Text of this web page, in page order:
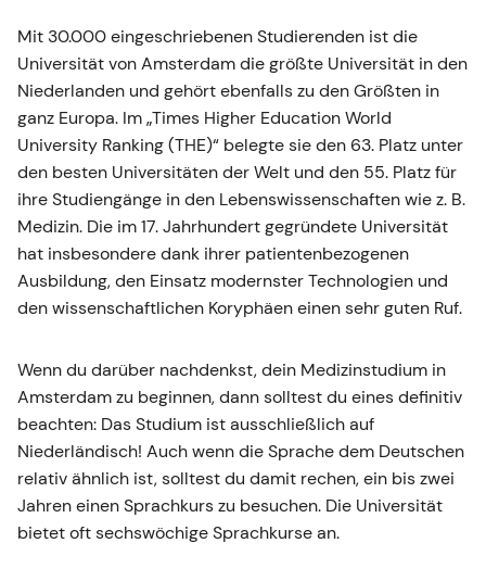
Mit 30.000 eingeschriebenen Studierenden ist die
Universität von Amsterdam die größte Universität in den
Niederlanden und gehört ebenfalls zu den Größten in
ganz Europa. Im „Times Higher Education World
University Ranking (THE)“ belegte sie den 63. Platz unter
den besten Universitäten der Welt und den 55. Platz für
ihre Studiengänge in den Lebenswissenschaften wie z. B.
Medizin. Die im 17. Jahrhundert gegründete Universität
hat insbesondere dank ihrer patientenbezogenen
Ausbildung, den Einsatz modernster Technologien und
den wissenschaftlichen Koryphäen einen sehr guten Ruf.
Wenn du darüber nachdenkst, dein Medizinstudium in
Amsterdam zu beginnen, dann solltest du eines definitiv
beachten: Das Studium ist ausschließlich auf
Niederländisch! Auch wenn die Sprache dem Deutschen
relativ ähnlich ist, solltest du damit rechen, ein bis zwei
Jahren einen Sprachkurs zu besuchen. Die Universität
bietet oft sechswöchige Sprachkurse an.